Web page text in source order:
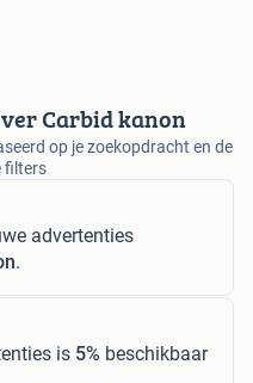
Carbid kanon
op je zoekopdracht en de
filters
advertenties
.
is 5% beschikbaar